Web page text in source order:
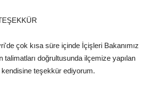
çok kısa süre içinde İçişleri Bakanımız
talimatları doğrultusunda ilçemize yapılan
kendisine teşekkür ediyorum.